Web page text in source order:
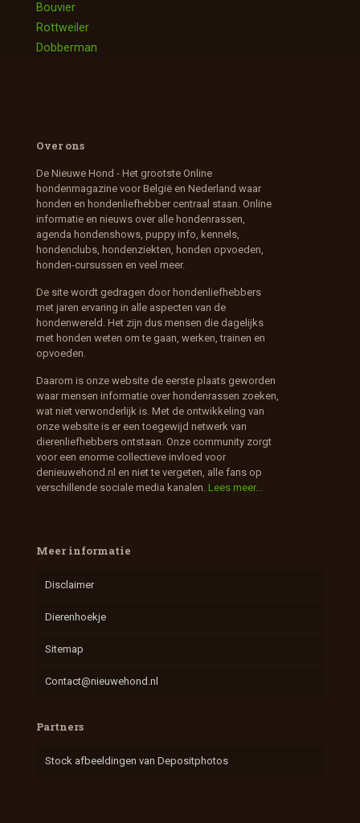
Bouvier
Rottweiler
Dobberman
Over ons
De Nieuwe Hond - Het grootste Online
hondenmagazine voor België en Nederland waar
honden en hondenliefhebber centraal staan. Online
informatie en nieuws over alle hondenrassen,
agenda hondenshows, puppy info, kennels,
hondenclubs, hondenziekten, honden opvoeden,
honden-cursussen en veel meer.
De site wordt gedragen door hondenliefhebbers
met jaren ervaring in alle aspecten van de
hondenwereld. Het zijn dus mensen die dagelijks
met honden weten om te gaan, werken, trainen en
opvoeden.
Daarom is onze website de eerste plaats geworden
waar mensen informatie over hondenrassen zoeken,
wat niet verwonderlijk is. Met de ontwikkeling van
onze website is er een toegewijd netwerk van
dierenliefhebbers ontstaan. Onze community zorgt
voor een enorme collectieve invloed voor
denieuwehond.nl en niet te vergeten, alle fans op
verschillende sociale media kanalen. Lees meer...
Meer informatie
Disclaimer
Dierenhoekje
Sitemap
Contact@nieuwehond.nl
Partners
Stock afbeeldingen van Depositphotos